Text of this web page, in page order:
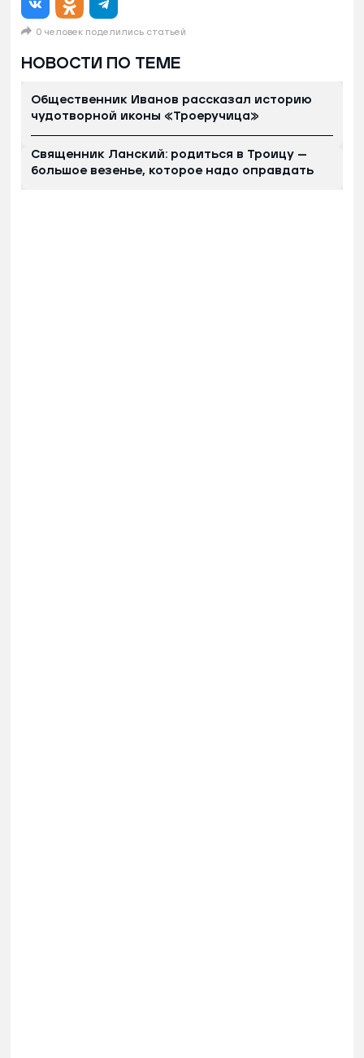
0 человек поделились статьей
НОВОСТИ ПО ТЕМЕ
Общественник Иванов рассказал историю
чудотворной иконы «Троеручица»
Священник Ланский: родиться в Троицу —
большое везенье, которое надо оправдать